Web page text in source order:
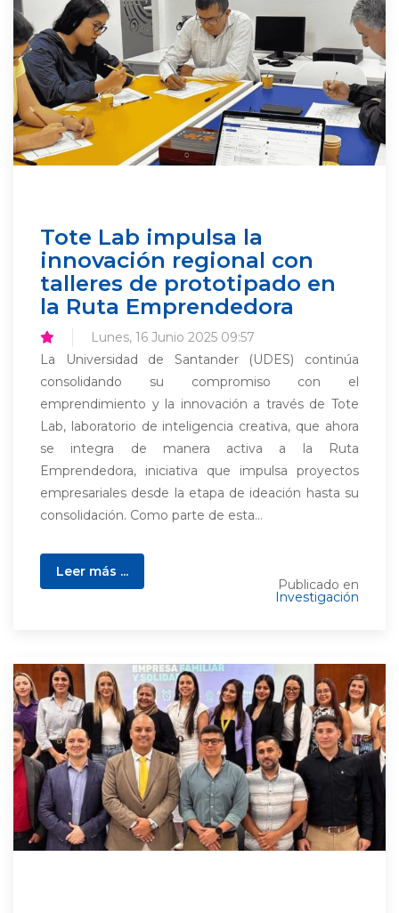
Tote Lab impulsa la
innovación regional con
talleres de prototipado en
la Ruta Emprendedora
Lunes, 16 Junio 2025 09:57
La Universidad de Santander (UDES) continúa
consolidando su compromiso con el
emprendimiento y la innovación a través de Tote
Lab, laboratorio de inteligencia creativa, que ahora
se integra de manera activa a la Ruta
Emprendedora, iniciativa que impulsa proyectos
empresariales desde la etapa de ideación hasta su
consolidación. Como parte de esta...
Leer más ...
Publicado en
Investigación